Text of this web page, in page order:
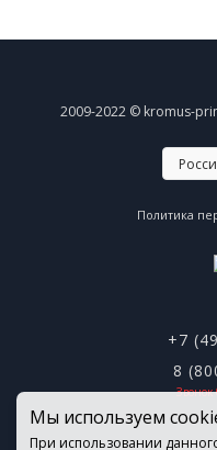
2009-2022 © kromus-
Политика
+7
8
Мы используем
При использовании